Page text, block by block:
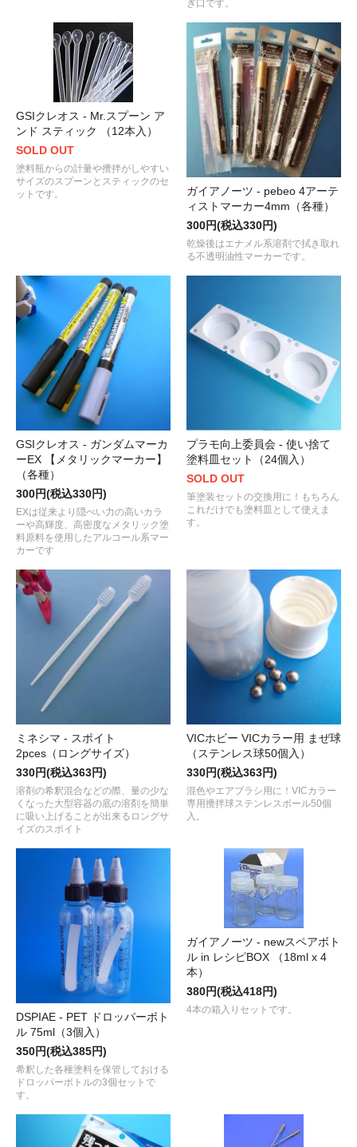
ぎ口です。
GSIクレオス - Mr.スプーン ア
ンド スティック （12本入）
SOLD OUT
塗料瓶からの計量や攪拌がしやすい
サイズのスプーンとスティックのセ
ットです。
ガイアノーツ - pebeo 4アーテ
ィストマーカー4mm（各種）
300円(税込330円)
乾燥後はエナメル系溶剤で拭き取れ
る不透明油性マーカーです。
GSIクレオス - ガンダムマーカ
ーEX 【メタリックマーカー】
（各種）
300円(税込330円)
EXは従来より隠ぺい力の高いカラ
ーや高輝度、高密度なメタリック塗
料原料を使用したアルコール系マー
カーです
プラモ向上委員会 - 使い捨て
塗料皿セット（24個入）
SOLD OUT
筆塗装セットの交換用に！もちろん
これだけでも塗料皿として使えま
す。
ミネシマ - スポイト
2pces（ロングサイズ）
330円(税込363円)
溶剤の希釈混合などの際、量の少な
くなった大型容器の底の溶剤を簡単
に吸い上げることが出来るロングサ
イズのスポイト
VICホビー VICカラー用 まぜ球
（ステンレス球50個入）
330円(税込363円)
混色やエアブラシ用に！VICカラー
専用攪拌球ステンレスボール50個
入。
DSPIAE - PET ドロッパーボト
ル 75ml（3個入）
350円(税込385円)
希釈した各種塗料を保管しておける
ドロッパーボトルの3個セットで
す。
ガイアノーツ - newスペアボト
ル in レシピBOX （18ml x 4
本）
380円(税込418円)
4本の箱入りセットです。